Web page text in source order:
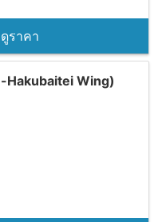
ราคา
Hakubaitei Wing)